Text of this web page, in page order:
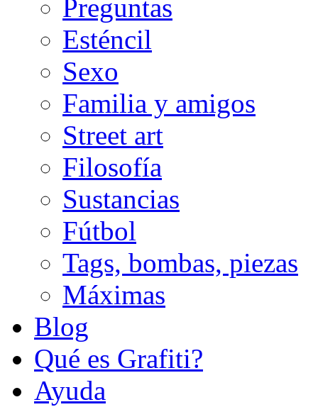
Preguntas
Esténcil
Sexo
Familia y amigos
Street art
Filosofía
Sustancias
Fútbol
Tags, bombas, piezas
Máximas
Blog
Qué es Grafiti?
Ayuda